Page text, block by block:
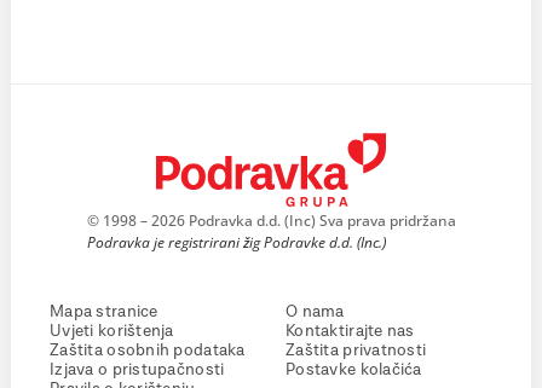
© 1998 – 2026 Podravka d.d. (Inc) Sva prava pridržana
Podravka je registrirani žig Podravke d.d. (Inc.)
Mapa stranice
Uvjeti korištenja
Zaštita osobnih podataka
Izjava o pristupačnosti
O nama
Kontaktirajte nas
Zaštita privatnosti
Postavke kolačića